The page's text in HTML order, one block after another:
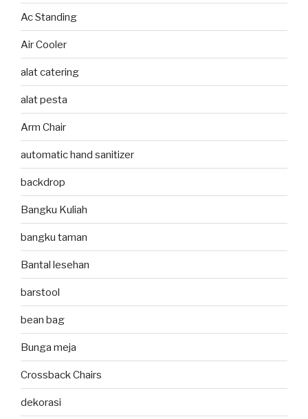
Ac Standing
Air Cooler
alat catering
alat pesta
Arm Chair
automatic hand sanitizer
backdrop
Bangku Kuliah
bangku taman
Bantal lesehan
barstool
bean bag
Bunga meja
Crossback Chairs
dekorasi